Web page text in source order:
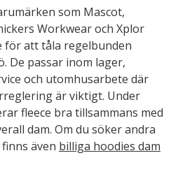
som Mascot,
Workwear och Xplor
för att tåla regelbunden
De passar inom lager,
och utomhusarbete där
är viktigt. Under
fleece bra tillsammans med
dam. Om du söker andra
även billiga hoodies dam